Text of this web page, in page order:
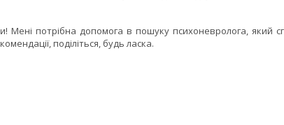
Мені потрібна допомога в пошуку психоневролога, який
поділіться, будь ласка.